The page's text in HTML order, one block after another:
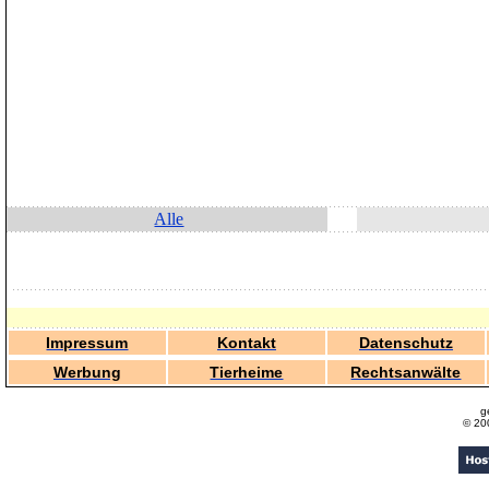
Alle
Impressum Kontakt
Datenschutz
Werbung
Tierheime Rechtsanwälte
©